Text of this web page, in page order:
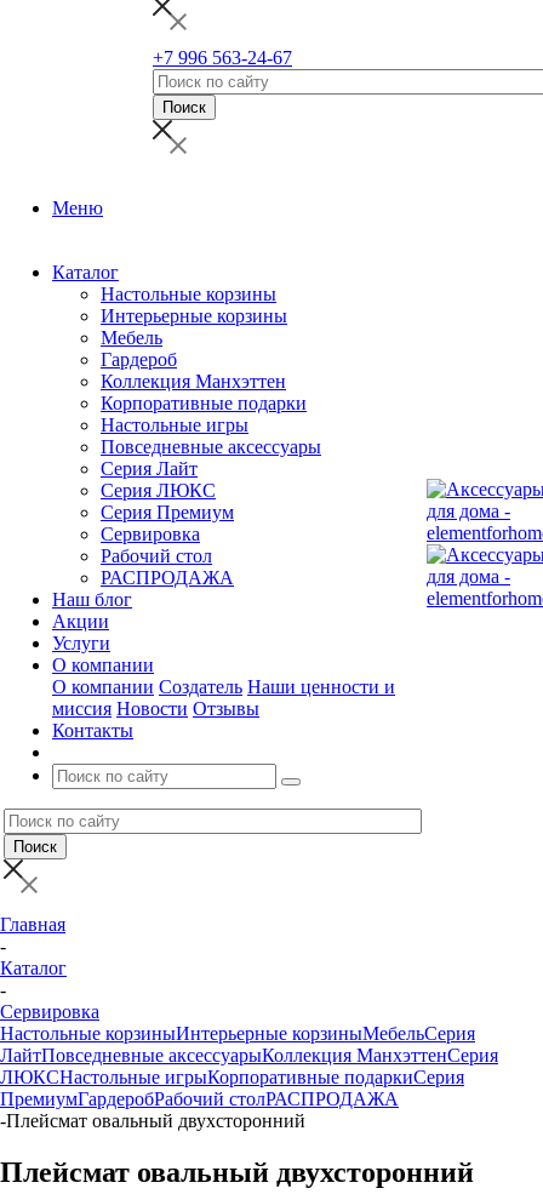
+7 996 563-24-67
Меню
Каталог
Настольные корзины
Интерьерные корзины
Мебель
Гардероб
Коллекция Манхэттен
Корпоративные подарки
Настольные игры
Повседневные аксессуары
Серия Лайт
Серия ЛЮКС
Серия Премиум
Сервировка
Рабочий стол
РАСПРОДАЖА
Наш блог
Акции
Услуги
О компании
О компании Создатель Наши ценности и
миссия Новости Отзывы
Контакты
Главная
-
Каталог
-
Сервировка
Настольные корзиныИнтерьерные корзиныМебельСерия
ЛайтПовседневные аксессуарыКоллекция МанхэттенСерия
ЛЮКСНастольные игрыКорпоративные подаркиСерия
ПремиумГардеробРабочий столРАСПРОДАЖА
-Плейсмат овальный двухсторонний
Плейсмат овальный двухсторонний